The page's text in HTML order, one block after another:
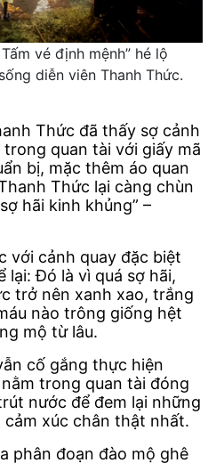
vé định mệnh” hé lộ
diễn viên Thanh Thức.
Thức đã thấy sợ cảnh
quan tài với giấy mã
bị, mặc thêm áo quan
Thức lại càng chùn
hãi kinh khủng” –
với cảnh quay đặc biệt
lại: Đó là vì quá sợ hãi,
trở nên xanh xao, trắng
nào trông giống hệt
mộ từ lâu.
cố gắng thực hiện
trong quan tài đóng
nước để đem lại những
xúc chân thật nhất.
phân đoạn đào mộ ghê